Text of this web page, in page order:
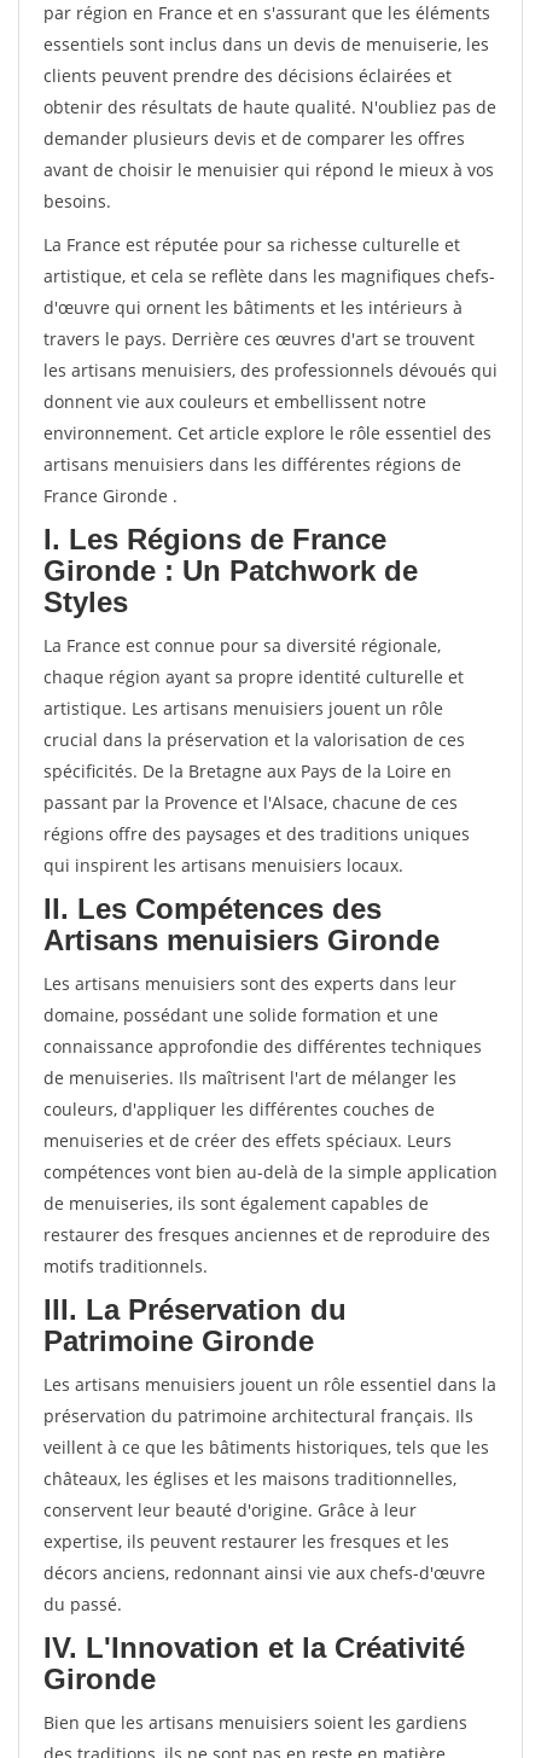
par région en France et en s'assurant que les éléments
essentiels sont inclus dans un devis de menuiserie, les
clients peuvent prendre des décisions éclairées et
obtenir des résultats de haute qualité. N'oubliez pas de
demander plusieurs devis et de comparer les offres
avant de choisir le menuisier qui répond le mieux à vos
besoins.
La France est réputée pour sa richesse culturelle et
artistique, et cela se reflète dans les magnifiques chefs-
d'œuvre qui ornent les bâtiments et les intérieurs à
travers le pays. Derrière ces œuvres d'art se trouvent
les artisans menuisiers, des professionnels dévoués qui
donnent vie aux couleurs et embellissent notre
environnement. Cet article explore le rôle essentiel des
artisans menuisiers dans les différentes régions de
France Gironde .
I. Les Régions de France
Gironde : Un Patchwork de
Styles
La France est connue pour sa diversité régionale,
chaque région ayant sa propre identité culturelle et
artistique. Les artisans menuisiers jouent un rôle
crucial dans la préservation et la valorisation de ces
spécificités. De la Bretagne aux Pays de la Loire en
passant par la Provence et l'Alsace, chacune de ces
régions offre des paysages et des traditions uniques
qui inspirent les artisans menuisiers locaux.
II. Les Compétences des
Artisans menuisiers Gironde
Les artisans menuisiers sont des experts dans leur
domaine, possédant une solide formation et une
connaissance approfondie des différentes techniques
de menuiseries. Ils maîtrisent l'art de mélanger les
couleurs, d'appliquer les différentes couches de
menuiseries et de créer des effets spéciaux. Leurs
compétences vont bien au-delà de la simple application
de menuiseries, ils sont également capables de
restaurer des fresques anciennes et de reproduire des
motifs traditionnels.
III. La Préservation du
Patrimoine Gironde
Les artisans menuisiers jouent un rôle essentiel dans la
préservation du patrimoine architectural français. Ils
veillent à ce que les bâtiments historiques, tels que les
châteaux, les églises et les maisons traditionnelles,
conservent leur beauté d'origine. Grâce à leur
expertise, ils peuvent restaurer les fresques et les
décors anciens, redonnant ainsi vie aux chefs-d'œuvre
du passé.
IV. L'Innovation et la Créativité
Gironde
Bien que les artisans menuisiers soient les gardiens